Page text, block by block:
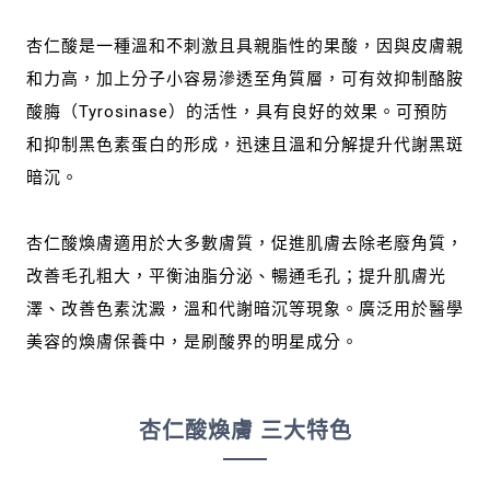
杏仁酸是一種溫和不刺激且具親脂性的果酸，因與皮膚親
和力高，加上分子小容易滲透至角質層，可有效抑制酪胺
酸脢（Tyrosinase）的活性，具有良好的效果。可預防
和抑制黑色素蛋白的形成，迅速且溫和分解提升代謝黑斑
暗沉。
杏仁酸煥膚適用於大多數膚質，促進肌膚去除老廢角質，
改善毛孔粗大，平衡油脂分泌、暢通毛孔；提升肌膚光
澤、改善色素沈澱，溫和代謝暗沉等現象。廣泛用於醫學
美容的煥膚保養中，是刷酸界的明星成分。
杏仁酸煥膚 三大特色